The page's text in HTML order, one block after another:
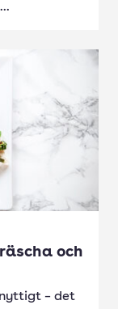
och
– det